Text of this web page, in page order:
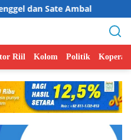
Ambal Tak Ramah
Riil Kolom Politik Koperasi